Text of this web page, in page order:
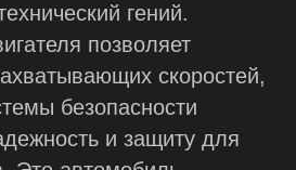
гений.
позволяет
скоростей,
безопасности
и защиту для